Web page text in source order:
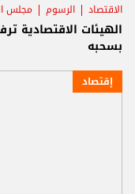
الاقتصاد الرسوم مجلس
الهيئات الاقتصادية
بسحبه
إقتصاد